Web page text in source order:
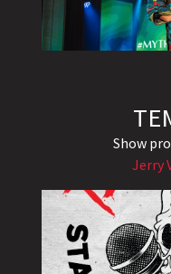
Show
Jerry